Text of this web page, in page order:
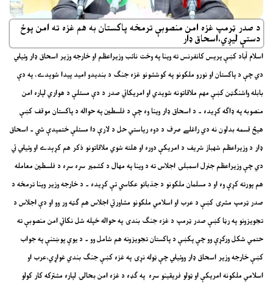
د صدر ټرمپ غزه امن منصوبې ترمخه پاکستان به هم غزه ته امن پوځ
دستې ليږي،اسحاق ډار
اسلام آباد کښې پريس کانفرنس ته وينا په وخت نائب وزيراعظم او خارجه وزير اسحاق ډار وئيلي
دي چې د پاکستان او نورو ملکونو په کوششونو غزه جنګ د بنديدو اميد پيدا شوېدے، په دې
بابله واشنګټن کښې مهم ملاقاتونه شويدي او امريکائي صدر د دې مسئلې د هواري لپاره امن
منصوبه په ډاګه کړيده ۔ د اسحاق ډار وينا وه چې د فلسطين په حواله د پاکستان موقف کښې
هيڅ قسمه بدلون نه دي راغلے صرف د دوه رياستي حل د لارې دا مسئلې ختميدې شي ۔ اسحاق
ډار د وزيراعظم شهباز شريف د امريکې دوره او هلته شوي ملاقاتونو ذکر هم کړېدے او وئيلي ئي
دي چې وزيراعظم جنرل اسمبلۍ اجلاس ته د وينا په مهال د کشمير سره سره د فلسطين معامله
هم پورته کړې وه او د مسلمان ملکونو د جذباتو عکاسي ئې کړيده ۔ د خارجه وزير وينا ترمخه د
صدر ټرمپ مشرۍ کښې د عرب او اسلامي ملکونو مشاورتي اجلاس هم ګټه ور وو او دې اجلاس د
تجويزونو په رڼا کښې صدر ټرمپ د غزه جنګ بندۍ په حواله خپله شل نکاتي امن منصوبې ته
حتمي شکل ورکړې وو چې پکښې د پاکستان تجويزونه هم شامل وو ۔ د يوې پوښتنې په جواب
کښې خارجه وزير اسحاق ډار ووئيلي چې ټوله نړۍ په غزه کښې جنګ بندي غواړي،عرب او
اسلامي ملکونه امريکې او ټولو فريقينو سره په ګډه د غزه امن بحالۍ لپاره مشترکه کار کولو